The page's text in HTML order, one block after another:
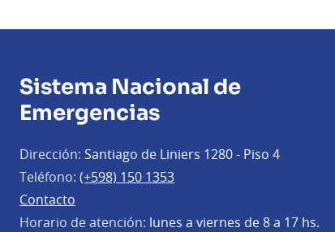
Sistema Nacional de
Emergencias
Dirección: Santiago de Liniers 1280 - Piso 4
Teléfono: (+598) 150 1353
Contacto
Horario de atención: lunes a viernes de 8 a 17 hs.